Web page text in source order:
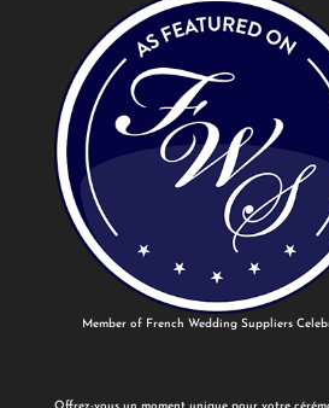
Member of French Wedding Suppliers